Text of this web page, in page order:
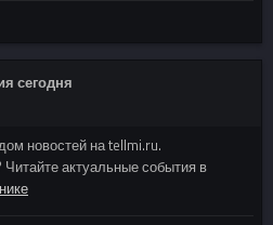
сегодня
новостей на tellmi.ru.
актуальные события в